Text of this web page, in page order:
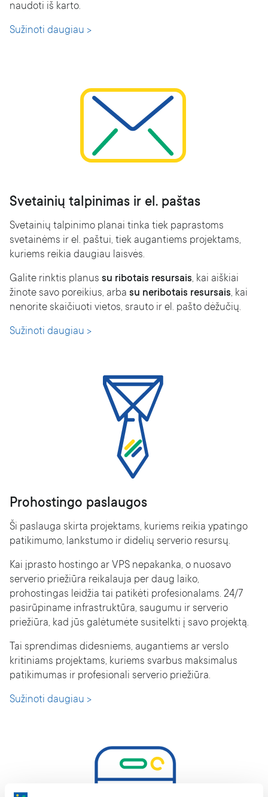
naudoti iš karto.
Sužinoti daugiau >
Svetainių talpinimas ir el. paštas
Svetainių talpinimo planai tinka tiek paprastoms
svetainėms ir el. paštui, tiek augantiems projektams,
kuriems reikia daugiau laisvės.
Galite rinktis planus su ribotais resursais, kai aiškiai
žinote savo poreikius, arba su neribotais resursais, kai
nenorite skaičiuoti vietos, srauto ir el. pašto dėžučių.
Sužinoti daugiau >
Prohostingo paslaugos
Ši paslauga skirta projektams, kuriems reikia ypatingo
patikimumo, lankstumo ir didelių serverio resursų.
Kai įprasto hostingo ar VPS nepakanka, o nuosavo
serverio priežiūra reikalauja per daug laiko,
prohostingas leidžia tai patikėti profesionalams. 24/7
pasirūpiname infrastruktūra, saugumu ir serverio
priežiūra, kad jūs galėtumėte susitelkti į savo projektą.
Tai sprendimas didesniems, augantiems ar verslo
kritiniams projektams, kuriems svarbus maksimalus
patikimumas ir profesionali serverio priežiūra.
Sužinoti daugiau >